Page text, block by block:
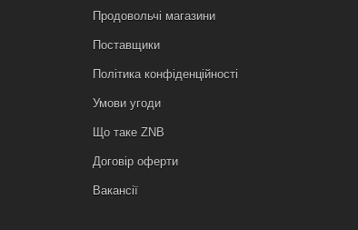
Продовольчі магазини
Поставщики
Політика конфіденційності
Умови угоди
Що таке ZNB
Договір оферти
Вакансії